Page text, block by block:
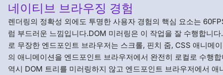
네이티브 브라우징 경험
렌더링의 정확성 외에도 투명한 사용자 경험의 핵심 요소는
럼 부드러운 느낌입니다.DOM 미러링은 이 작업을 잘 수행합니
로 무장한 엔드포인트 브라우저는 스크롤, 핀치 줌, CSS 애니메
의 애니메이션을 엔드포인트 브라우저에서 완전히 로컬로 수행
역시 DOM 트리를 미러링하지 않고 엔드포인트 브라우저에서 애